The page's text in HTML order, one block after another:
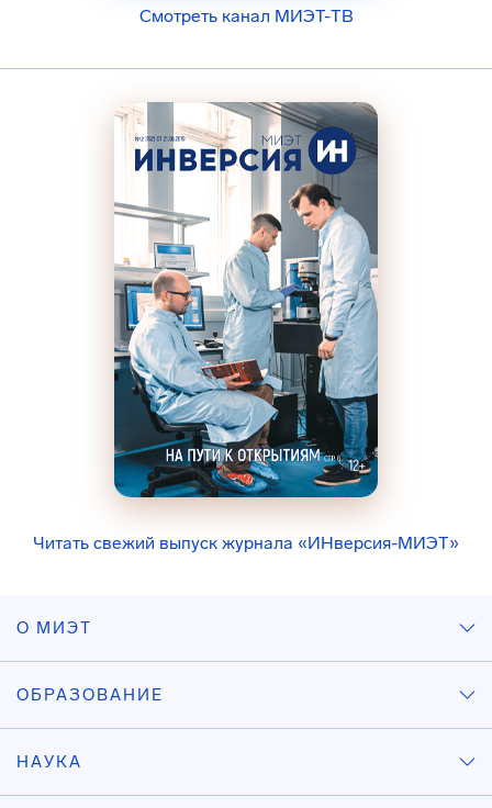
Смотреть канал МИЭТ-ТВ
Читать свежий выпуск журнала «ИНверсия-МИЭТ»
О МИЭТ
ОБРАЗОВАНИЕ
НАУКА